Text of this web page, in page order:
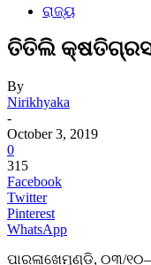
ରାଜ୍ୟ
ତିତିଲି
By
Nirikhyaka
-
October 3, 2019
0
315
Facebook
Twitter
Pinterest
WhatsApp
ପାରଳାଖେମୁଣ୍ଡି, ୦୩/